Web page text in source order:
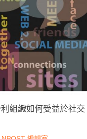
組織如何受益於社交